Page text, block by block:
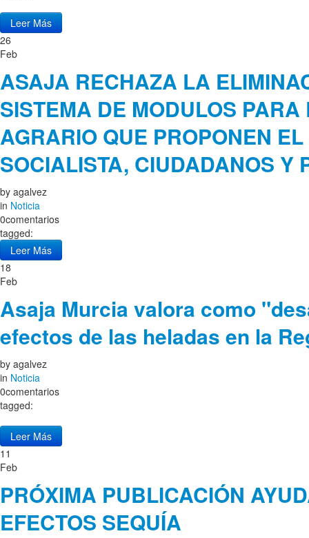
Leer Más
26
Feb
ASAJA RECHAZA LA
SISTEMA DE MODULOS PARA
AGRARIO QUE PROPONEN
SOCIALISTA, CIUDADANOS Y
by agalvez
in Noticia
0comentarios
tagged:
Leer Más
18
Feb
Asaja Murcia valora como
efectos de las heladas en la
by agalvez
in Noticia
0comentarios
tagged:
Leer Más
11
Feb
PRÓXIMA PUBLICACIÓN
EFECTOS SEQUÍA